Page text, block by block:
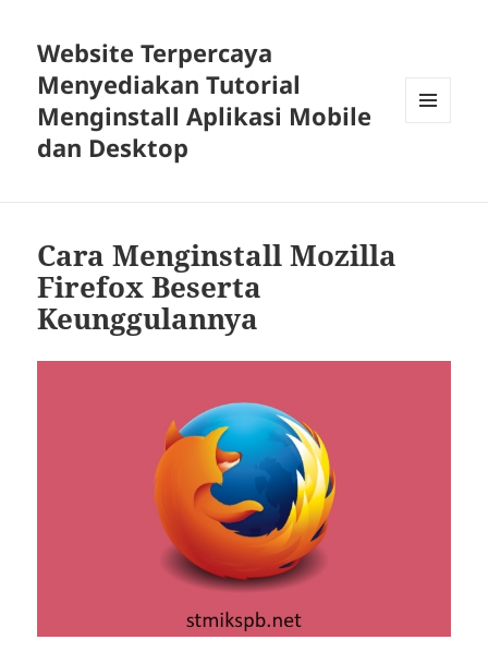
Website Terpercaya
Menyediakan Tutorial
Menginstall Aplikasi Mobile
dan Desktop
Cara Menginstall Mozilla
Firefox Beserta
Keunggulannya